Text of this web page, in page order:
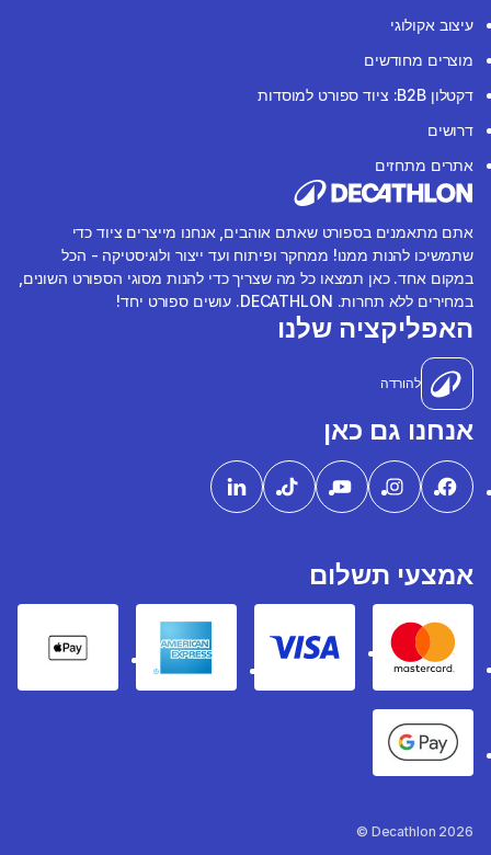
עיצוב אקולוגי
מוצרים מחודשים
דקטלון B2B: ציוד ספורט למוסדות
דרושים
אתרים מתחזים
אתם מתאמנים בספורט שאתם אוהבים, אנחנו מייצרים ציוד כדי
שתמשיכו להנות ממנו! ממחקר ופיתוח ועד ייצור ולוגיסטיקה - הכל
במקום אחד. כאן תמצאו כל מה שצריך כדי להנות מסוגי הספורט השונים,
במחירים ללא תחרות. DECATHLON. עושים ספורט יחד!
האפליקציה שלנו
להורדה
אנחנו גם כאן
אמצעי תשלום
Mastercard
Visa
American express
Pay
Google Pay
Decathlon 2026 ©